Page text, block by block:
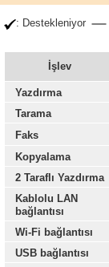
: Destekleniyor
İşlev
Yazdırma
Tarama
Faks
Kopyalama
2 Taraflı Yazdırma
Kablolu LAN
bağlantısı
Wi-Fi bağlantısı
USB bağlantısı